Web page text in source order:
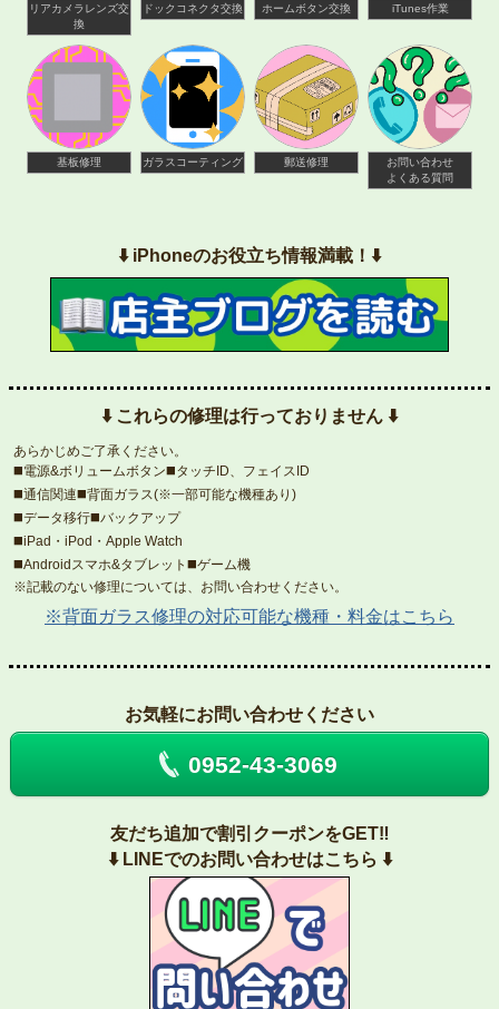
リアカメラレンズ交
換
ドックコネクタ交換 ホームボタン交換 iTunes作業
基板修理 ガラスコーティング 郵送修理
お問い合わせ
よくある質問
⬇️ iPhoneのお役立ち情報満載！⬇️
⬇️ これらの修理は行っておりません ⬇️
あらかじめご了承ください。
◼️電源&ボリュームボタン◼️タッチID、フェイスID
◼️通信関連◼️背面ガラス(※一部可能な機種あり)
◼️データ移行◼️バックアップ
◼️iPad・iPod・Apple Watch
◼️Androidスマホ&タブレット◼️ゲーム機
※記載のない修理については、お問い合わせください。
※背面ガラス修理の対応可能な機種・料金はこちら
お気軽にお問い合わせください
0952-43-3069
友だち追加で割引クーポンをGET‼️
⬇️ LINEでのお問い合わせはこちら ⬇️